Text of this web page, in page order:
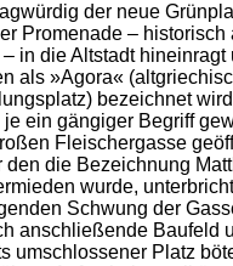
der neue
Promenade – historisch
in die Altstadt hineinragt
als »Agora«
bezeichnet
ein gängiger Begriff
Fleischergasse
den die Bezeichnung
wurde,
Schwung der
anschließende Baufeld
umschlossener Platz